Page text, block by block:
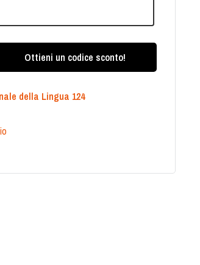
Ottieni un codice sconto!
della Lingua 124